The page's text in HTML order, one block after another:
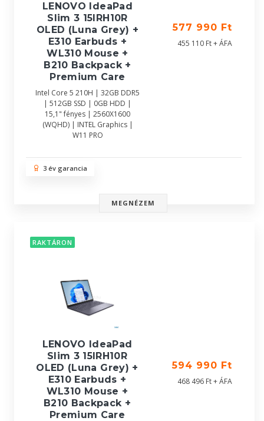
LENOVO IdeaPad
Slim 3 15IRH10R
OLED (Luna Grey) +
E310 Earbuds +
WL310 Mouse +
B210 Backpack +
Premium Care
Intel Core 5 210H | 32GB DDR5
| 512GB SSD | 0GB HDD |
15,1" fényes | 2560X1600
(WQHD) | INTEL Graphics |
W11 PRO
577 990 Ft
455 110 Ft + ÁFA
3 év garancia
MEGNÉZEM
RAKTÁRON
LENOVO IdeaPad
Slim 3 15IRH10R
OLED (Luna Grey) +
E310 Earbuds +
WL310 Mouse +
B210 Backpack +
Premium Care
594 990 Ft
468 496 Ft + ÁFA